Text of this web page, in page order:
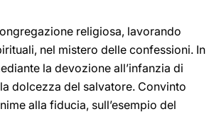
religiosa, lavorando
nel mistero delle confessioni. In
la devozione all’infanzia di
dolcezza del salvatore. Convinto
alla fiducia, sull’esempio del